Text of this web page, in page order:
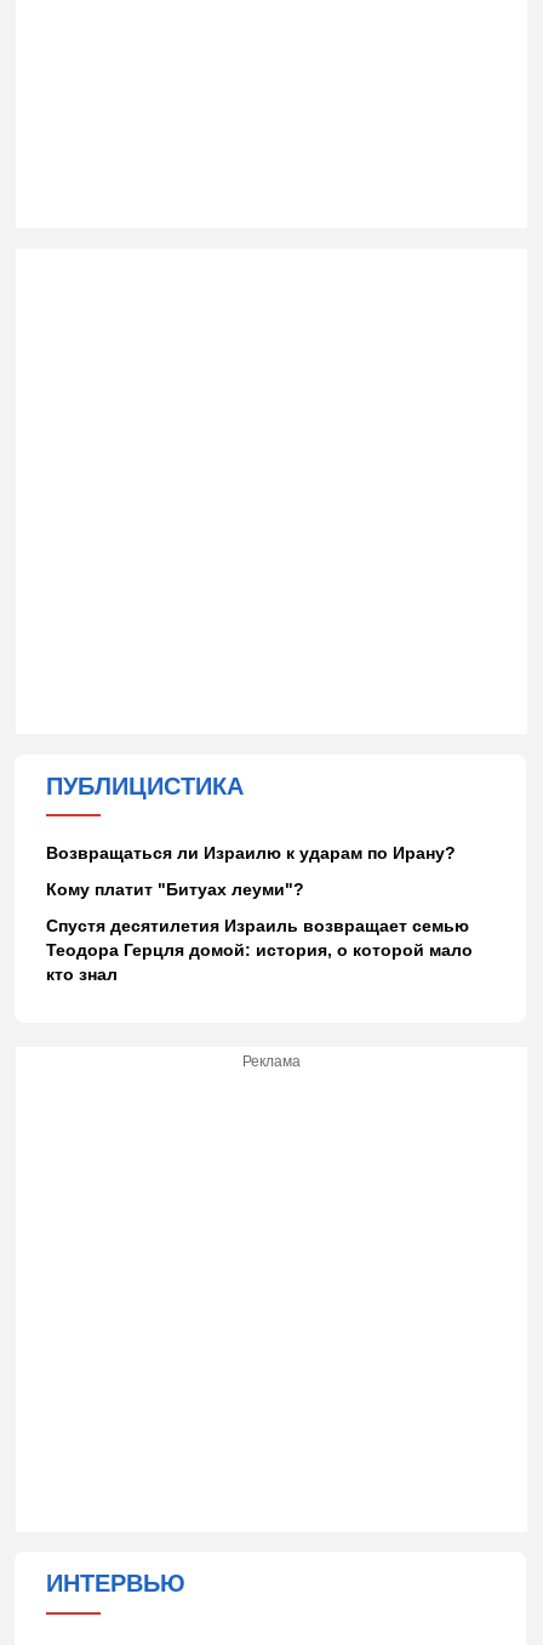
ПУБЛИЦИСТИКА
Возвращаться ли Израилю к ударам по Ирану?
Кому платит "Битуах леуми"?
Спустя десятилетия Израиль возвращает семью
Теодора Герцля домой: история, о которой мало
кто знал
Реклама
ИНТЕРВЬЮ